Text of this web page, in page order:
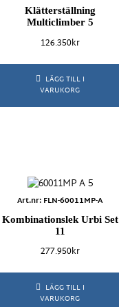
Klätterställning
Multiclimber 5
126.350kr
LÄGG TILL I
VARUKORG
Art.nr: FLN-60011MP-A
Kombinationslek Urbi Set
11
277.950kr
LÄGG TILL I
VARUKORG